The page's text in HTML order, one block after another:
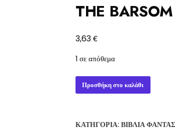
THE
3,63€
1 σε απόθεμα
THE
BARSOM
Προσθήκη στο καλάθι
ΚΑΤΗΓΟΡΊΑ: ΒΙΒΛΊΑ